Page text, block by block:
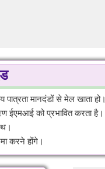
मानदंडों से मेल खाता हो।
ईएमआई को प्रभावित करता है।
करने होंगे।